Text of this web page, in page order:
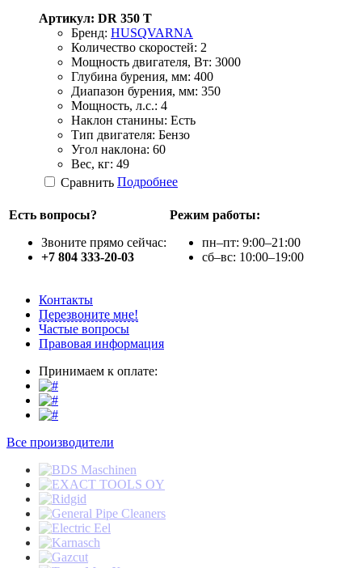
Артикул: DR 350 T
Бренд: HUSQVARNA
Количество скоростей: 2
Мощность двигателя, Вт: 3000
Глубина бурения, мм: 400
Диапазон бурения, мм: 350
Мощность, л.с.: 4
Наклон станины: Есть
Тип двигателя: Бензо
Угол наклона: 60
Вес, кг: 49
Сравнить Подробнее
Есть вопросы?
Звоните прямо сейчас:
+7 804 333-20-03
Режим работы:
пн–пт: 9:00–21:00
сб–вс: 10:00–19:00
Контакты
Перезвоните мне!
Частые вопросы
Правовая информация
Принимаем к оплате:
Все производители